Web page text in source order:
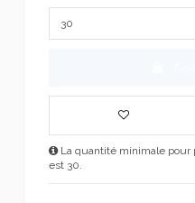
La quantité minimale pour
est 30.